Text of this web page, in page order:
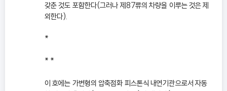
갖춘 것도 포함한다(그러나 제87류의 차량을 이루는 것은 제
외한다).
*
* *
이 호에는 가변형의 압축점화 피스톤식 내연기관으로서 자동